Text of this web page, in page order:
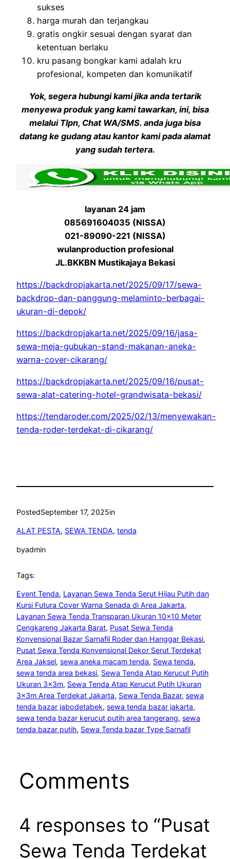
sukses
harga murah dan terjangkau
gratis ongkir sesuai dengan syarat dan
ketentuan berlaku
kru pasang bongkar kami adalah kru
profesional, kompeten dan komunikatif
Yok, segera hubungi kami jika anda tertarik
menyewa produk yang kami tawarkan, ini, bisa
melalui Tlpn, Chat WA/SMS. anda juga bisa
datang ke gudang atau kantor kami pada alamat
yang sudah tertera.
layanan 24 jam
085691604035 (NISSA)
021-89090-221 (NISSA)
wulanproduction profesional
JL.BKKBN Mustikajaya Bekasi
https://backdropjakarta.net/2025/09/17/sewa-
backdrop-dan-panggung-melaminto-berbagai-
ukuran-di-depok/
https://backdropjakarta.net/2025/09/16/jasa-
sewa-meja-gubukan-stand-makanan-aneka-
warna-cover-cikarang/
https://backdropjakarta.net/2025/09/16/pusat-
sewa-alat-catering-hotel-grandwisata-bekasi/
https://tendaroder.com/2025/02/13/menyewakan-
tenda-roder-terdekat-di-cikarang/
PostedSeptember 17, 2025in
ALAT PESTA, SEWA TENDA, tenda
byadmin
Tags:
Event Tenda, Layanan Sewa Tenda Serut Hijau Putih dan
Kursi Futura Cover Warna Senada di Area Jakarta
Layanan Sewa Tenda Transparan Ukuran 10×10 Meter
Cengkareng Jakarta Barat, Pusat Sewa Tenda
Konvensional Bazar Sarnafil Roder dan Hanggar Bekasi
Pusat Sewa Tenda Konvensional Dekor Serut Terdekat
Area Jaksel, sewa aneka macam tenda, Sewa tenda
sewa tenda area bekasi, Sewa Tenda Atap Kerucut Putih
Ukuran 3x3m, Sewa Tenda Atap Kerucut Putih Ukuran
3x3m Area Terdekat Jakarta, Sewa Tenda Bazar, sewa
tenda bazar jabodetabek, sewa tenda bazar jakarta
sewa tenda bazar kerucut putih area tangerang, sewa
tenda bazar putih, Sewa Tenda bazar Type Sarnafil
Comments
4 responses to “Pusat
Sewa Tenda Terdekat